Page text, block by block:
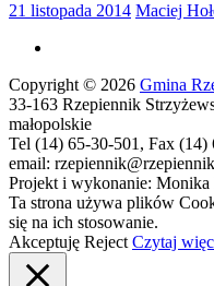
21 listopada 2014 Maciej
Copyright © 2026 Gmina
33-163 Rzepiennik
małopolskie
Tel (14) 65-30-501, Fax (14)
email:
Projekt i wykonanie: Monika
Ta strona używa plików
się na ich stosowanie.
Akceptuję Reject Czytaj